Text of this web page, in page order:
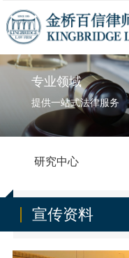
专业领域
提供一站式法律服务
研究中心
宣传资料